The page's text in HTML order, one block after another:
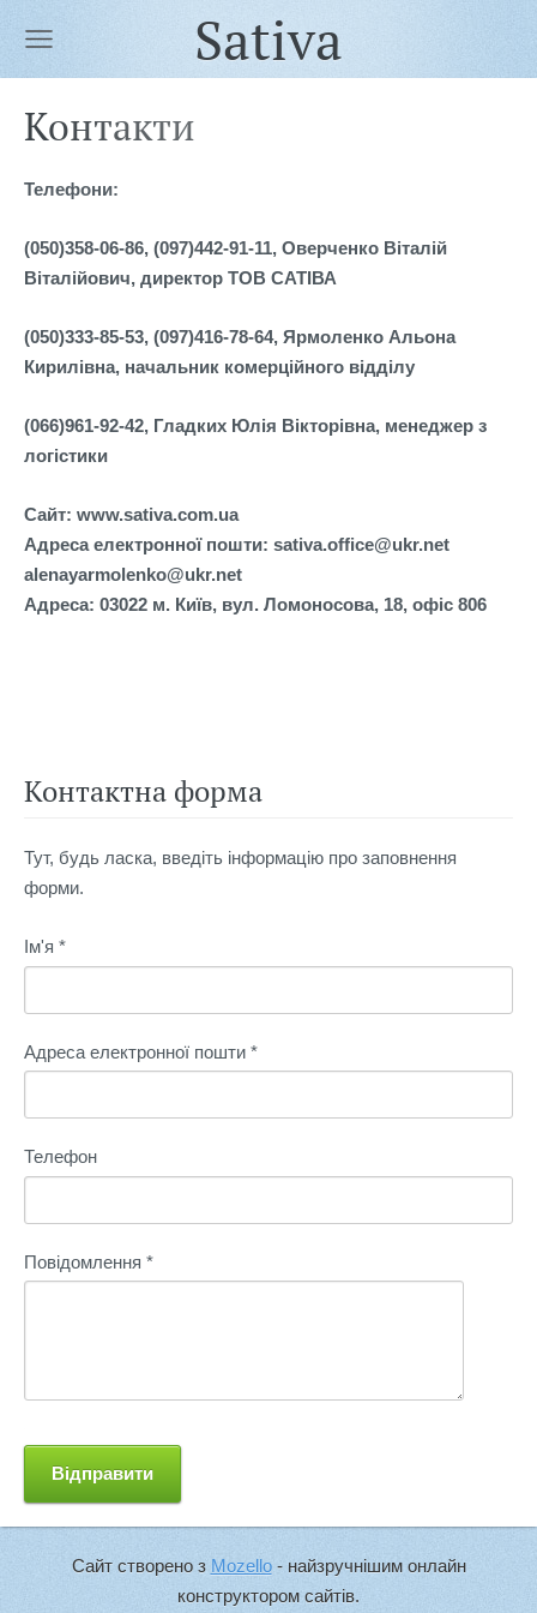
Sativa
Контакти
Телефони:
(050)358-06-86, (097)442-91-11, Оверченко Віталій
Віталійович, директор ТОВ САТІВА
(050)333-85-53, (097)416-78-64, Ярмоленко Альона
Кирилівна, начальник комерційного відділу
(066)961-92-42, Гладких Юлія Вікторівна, менеджер з
логістики
Сайт: www.sativa.com.ua
Адреса електронної пошти: sativa.office@ukr.net
alenayarmolenko@ukr.net
Адреса: 03022 м. Київ, вул. Ломоносова, 18, офіс 806
Контактна форма
Тут, будь ласка, введіть інформацію про заповнення
форми.
Ім'я *
Адреса електронної пошти *
Телефон
Повідомлення *
Сайт створено з Mozello- найзручнішим онлайн
конструктором сайтів.